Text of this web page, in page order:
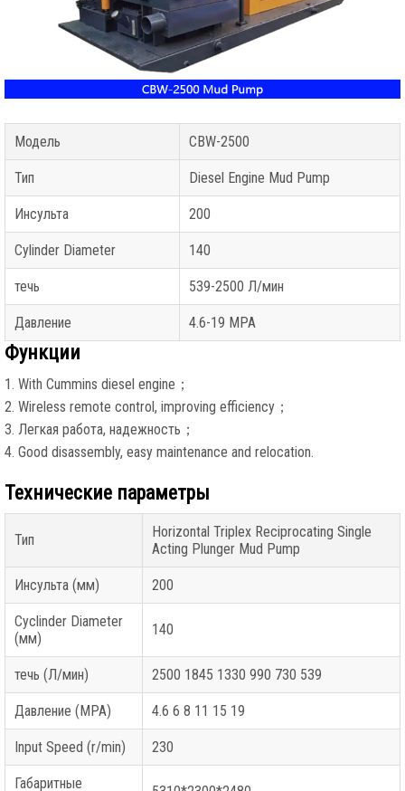
Модель CBW-2500
Тип Diesel Engine Mud Pump
Инсульта 200
Cylinder Diameter 140
течь 539-2500 Л/мин
Давление 4.6-19 MPA
Функции
1. With Cummins diesel engine ；
2. Wireless remote control, improving efficiency ；
3. Легкая работа, надежность；
4. Good disassembly, easy maintenance and relocation.
Технические параметры
Тип
Horizontal Triplex Reciprocating Single
Acting Plunger Mud Pump
Инсульта (мм) 200
Cyclinder Diameter
(мм)
140
течь (Л/мин) 2500 1845 1330 990 730 539
Давление (MPA) 4.6 6 8 11 15 19
Input Speed (r/min) 230
Габаритные